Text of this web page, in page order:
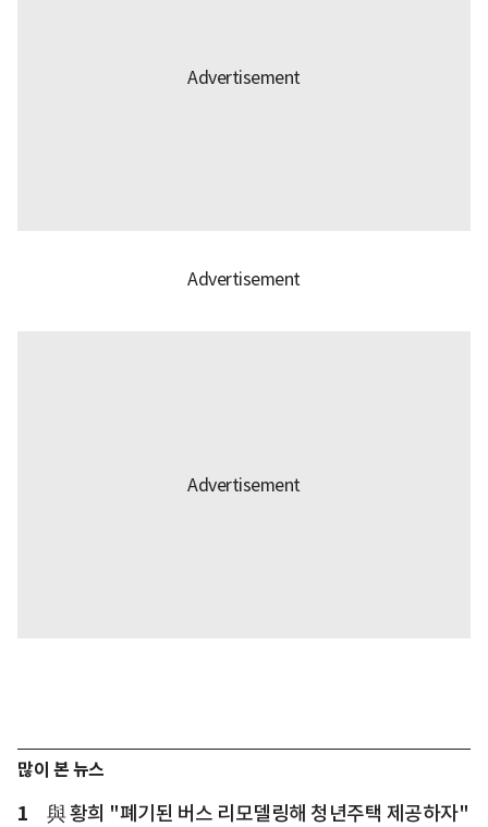
많이 본 뉴스
1 與 황희 "폐기된 버스 리모델링해 청년주택 제공하자"